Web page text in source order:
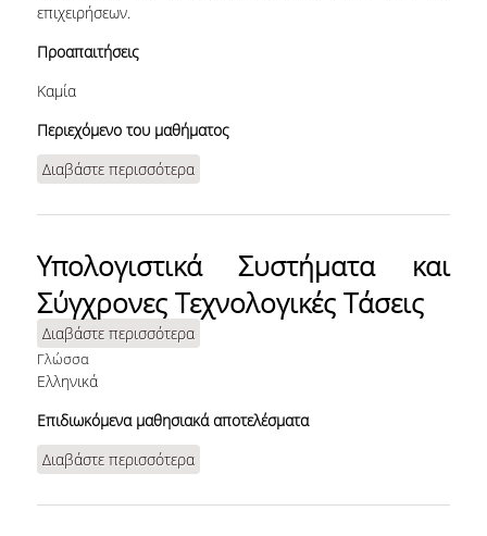
επιχειρήσεων.
Προαπαιτήσεις
Καμία
Περιεχόμενο του μαθήματος
Διαβάστε περισσότεραγια Στατιστική για τη Διοίκηση των
Υπολογιστικά Συστήματα και
Σύγχρονες Τεχνολογικές Τάσεις
Διαβάστε περισσότεραγια Υπολογιστικά Συστήματα και
Γλώσσα
Ελληνικά
Επιδιωκόμενα μαθησιακά αποτελέσματα
Διαβάστε περισσότεραγια Υπολογιστικά Συστήματα και